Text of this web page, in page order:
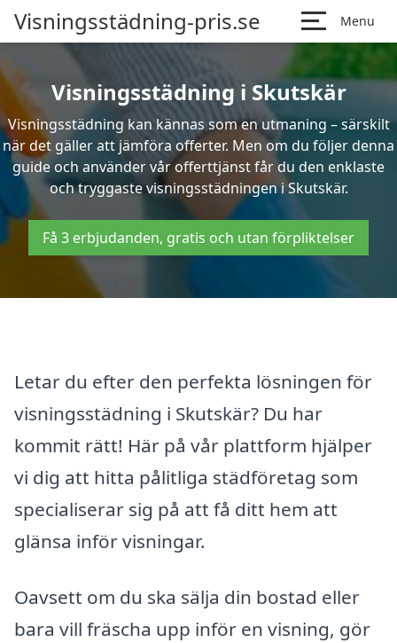
Visningsstädning-pris.se Menu
Visningsstädning i Skutskär
Visningsstädning kan kännas som en utmaning – särskilt
när det gäller att jämföra offerter. Men om du följer denna
guide och använder vår offerttjänst får du den enklaste
och tryggaste visningsstädningen i Skutskär.
Få 3 erbjudanden, gratis och utan förpliktelser
Letar du efter den perfekta lösningen för
visningsstädning i Skutskär? Du har
kommit rätt! Här på vår plattform hjälper
vi dig att hitta pålitliga städföretag som
specialiserar sig på att få ditt hem att
glänsa inför visningar.
Oavsett om du ska sälja din bostad eller
bara vill fräscha upp inför en visning, gör